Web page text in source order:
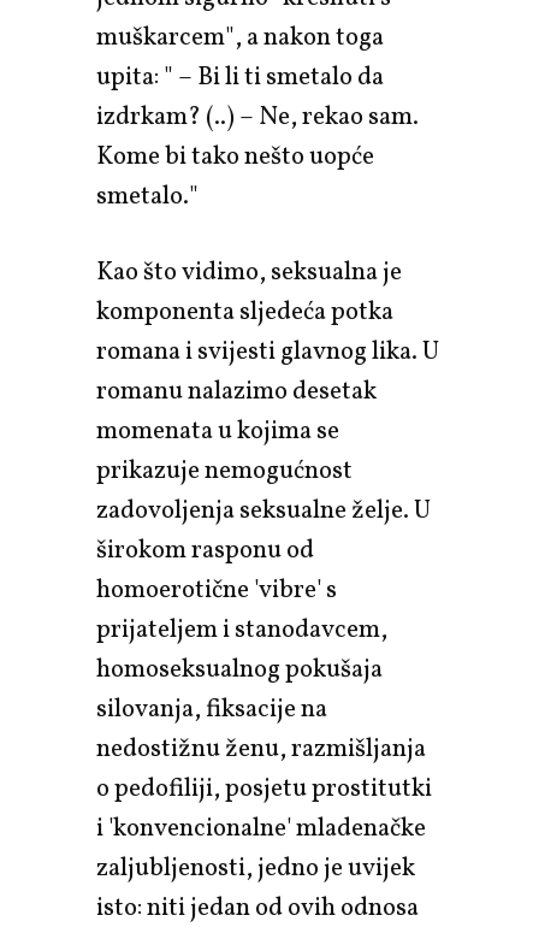
muškarcem", a nakon toga
upita: " – Bi li ti smetalo da
izdrkam? (..) – Ne, rekao sam.
Kome bi tako nešto uopće
smetalo."
Kao što vidimo, seksualna je
komponenta sljedeća potka
romana i svijesti glavnog lika. U
romanu nalazimo desetak
momenata u kojima se
prikazuje nemogućnost
zadovoljenja seksualne želje. U
širokom rasponu od
homoerotične 'vibre' s
prijateljem i stanodavcem,
homoseksualnog pokušaja
silovanja, fiksacije na
nedostižnu ženu, razmišljanja
o pedofiliji, posjetu prostitutki
i 'konvencionalne' mladenačke
zaljubljenosti, jedno je uvijek
isto: niti jedan od ovih odnosa